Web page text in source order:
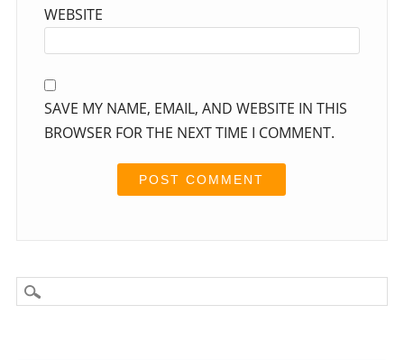
WEBSITE
SAVE MY NAME, EMAIL, AND WEBSITE IN THIS
BROWSER FOR THE NEXT TIME I COMMENT.